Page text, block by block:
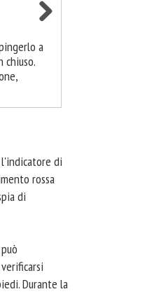
a
chiuso.
di
rossa
di
Durante la